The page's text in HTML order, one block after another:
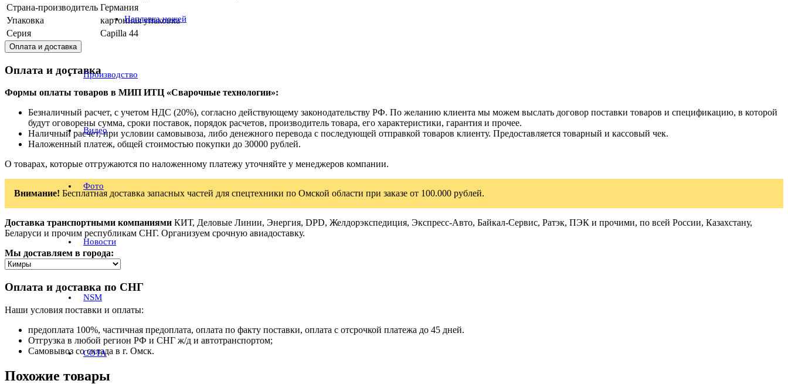
Наплавка ножей
Производство
Видео
Фото
Новости
NSM
СОТА
Страна-производитель Германия
Упаковка
картонная упаковка
Серия
Capilla 44
Оплата и доставка
Оплата и доставка
Формы оплаты товаров в МИП ИТЦ «Сварочные технологии»:
Безналичный расчет, с учетом НДС (20%), согласно действующему законодательству РФ. По желанию клиента мы можем выслать договор поставки товаров и спецификацию, в которой
будут оговорены сумма, сроки поставок, порядок расчетов, производитель товара, его характеристики, гарантия и прочее.
Наличный расчет, при условии самовывоза, либо денежного перевода с последующей отправкой товаров клиенту. Предоставляется товарный и кассовый чек.
Наложенный платеж, общей стоимостью покупки до 30000 рублей.
О товарах, которые отгружаются по наложенному платежу уточняйте у менеджеров компании.
Внимание! Бесплатная доставка запасных частей для спецтехники по Омской области при заказе от 100.000 рублей.
Доставка транспортными компаниями КИТ, Деловые Линии, Энергия, DPD, Желдорэкспедиция, Экспресс-Авто, Байкал-Сервис, Ратэк, ПЭК и прочими, по всей России, Казахстану,
Беларуси и прочим республикам СНГ. Организуем срочную авиадоставку.
Мы доставляем в города:
Оплата и доставка по СНГ
Наши условия поставки и оплаты:
предоплата 100%, частичная предоплата, оплата по факту поставки, оплата с отсрочкой платежа до 45 дней.
Отгрузка в любой регион РФ и СНГ ж/д и автотранспортом;
Самовывоз со склада в г. Омск.
Похожие товары